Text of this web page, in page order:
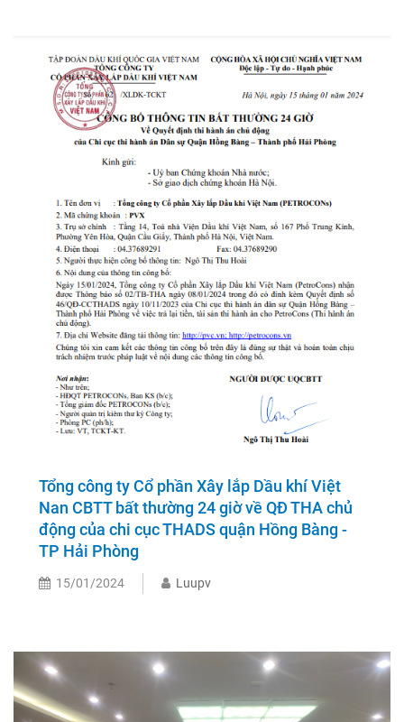
Tổng công ty Cổ phần Xây lắp Dầu khí Việt
Nan CBTT bất thường 24 giờ về QĐ THA chủ
động của chi cục THADS quận Hồng Bàng -
TP Hải Phòng
15/01/2024 Luupv